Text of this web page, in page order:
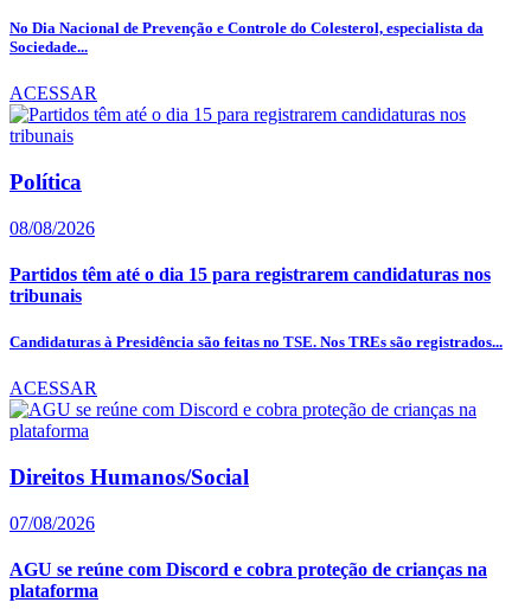
No Dia Nacional de Prevenção e Controle do Colesterol, especialista da
Sociedade...
ACESSAR
Política
08/08/2026
Partidos têm até o dia 15 para registrarem candidaturas nos
tribunais
Candidaturas à Presidência são feitas no TSE. Nos TREs são registrados...
ACESSAR
Direitos Humanos/Social
07/08/2026
AGU se reúne com Discord e cobra proteção de crianças na
plataforma